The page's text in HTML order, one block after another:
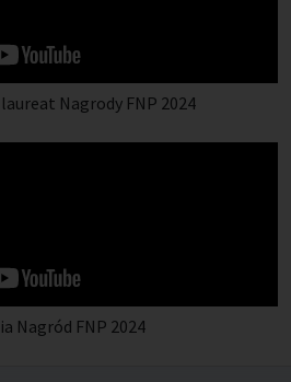
Nagrody FNP 2024
Nagród FNP 2024